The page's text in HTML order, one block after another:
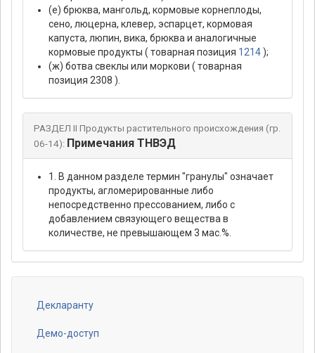
(е) брюква, мангольд, кормовые корнеплоды,
сено, люцерна, клевер, эспарцет, кормовая
капуста, люпин, вика, брюква и аналогичные
кормовые продукты ( товарная позиция 1214);
(ж) ботва свеклы или моркови ( товарная
позиция 2308 ).
РАЗДЕЛ II Продукты растительного происхождения (гр.
06-14): Примечания ТНВЭД
1. В данном разделе термин "гранулы" означает
продукты, агломерированные либо
непосредственно прессованием, либо с
добавлением связующего вещества в
количестве, не превышающем 3 мас.%.
Footer
menu
Декларанту
Демо-доступ